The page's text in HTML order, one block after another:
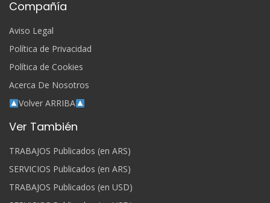
Compañía
Aviso Legal
Política de Privacidad
Política de Cookies
Acerca De Nosotros
Volver ARRIBA
Ver También
TRABAJOS Publicados (en ARS)
SERVICIOS Publicados (en ARS)
TRABAJOS Publicados (en USD)